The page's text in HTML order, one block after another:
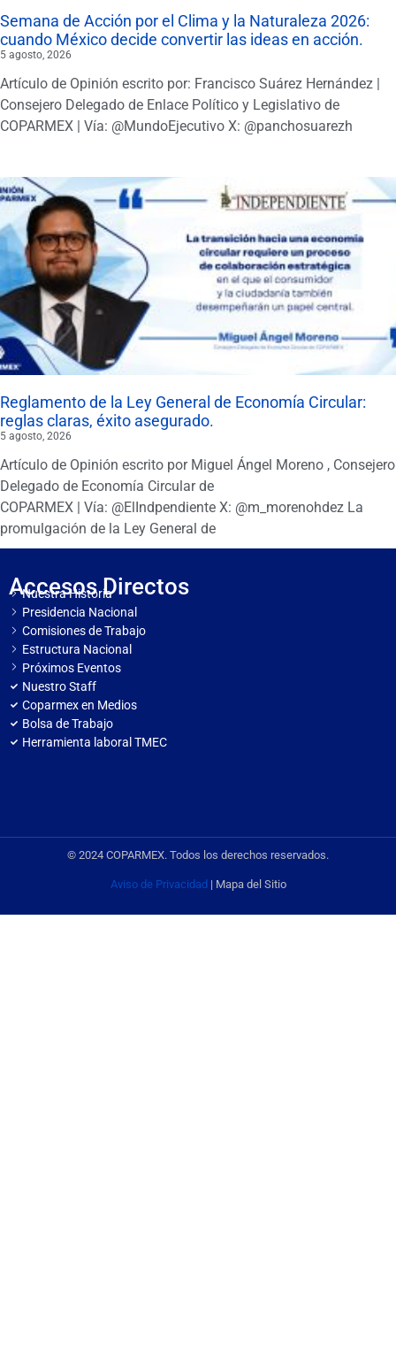
Semana de Acción por el Clima y la Naturaleza 2026:
cuando México decide convertir las ideas en acción.
5 agosto, 2026
Artículo de Opinión escrito por: Francisco Suárez Hernández |
Consejero Delegado de Enlace Político y Legislativo de
COPARMEX | Vía: @MundoEjecutivo X: @panchosuarezh
Reglamento de la Ley General de Economía Circular:
reglas claras, éxito asegurado.
5 agosto, 2026
Artículo de Opinión escrito por Miguel Ángel Moreno , Consejero
Delegado de Economía Circular de
COPARMEX | Vía: @ElIndpendiente X: @m_morenohdez La
promulgación de la Ley General de
Accesos Directos
Nuestra Historia
Presidencia Nacional
Comisiones de Trabajo
Estructura Nacional
Próximos Eventos
Nuestro Staff
Coparmex en Medios
Bolsa de Trabajo
Herramienta laboral TMEC
© 2024 COPARMEX. Todos los derechos reservados.
Aviso de Privacidad | Mapa del Sitio